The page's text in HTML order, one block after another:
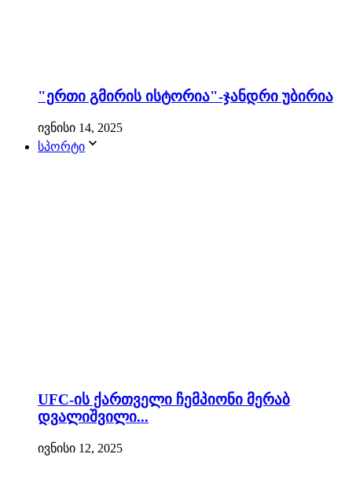
"ერთი გმირის ისტორია"-ჯანდრი უბირია
ივნისი 14, 2025
სპორტი
UFC-ის ქართველი ჩემპიონი მერაბ
დვალიშვილი...
ივნისი 12, 2025